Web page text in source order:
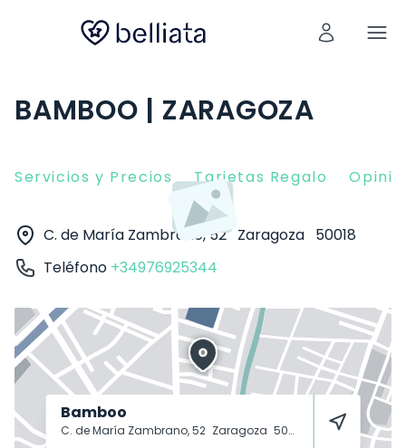
BAMBOO | ZARAGOZA
Servicios y Precios Tarjetas Regalo
C. de María Zambrano, 52 Zaragoza 50018
Teléfono +34976925344
Bamboo
C. de María Zambrano, 52 Zaragoza 50018